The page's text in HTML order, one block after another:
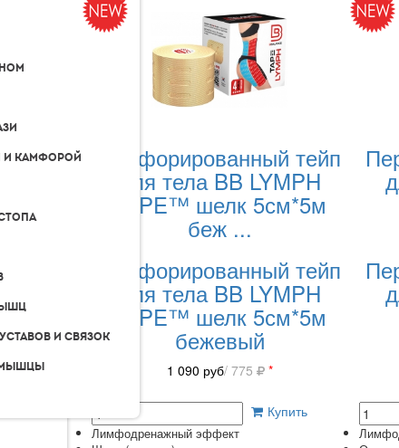
Перфорированный тейп
для тела BB LYMPH
TAPE™ шелк 5см*5м
беж ...
Перфорированный тейп
для тела BB LYMPH
TAPE™ шелк 5см*5м
бежевый
1 090 руб/ 775 *
Купить
Лимфодренажный эффект
и камфорой
и связок
мышцы